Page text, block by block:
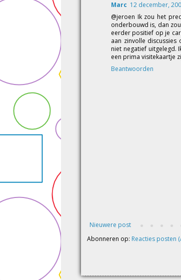
Marc 12 december,
@jeroen Ik zou het
onderbouwd is, dan
eerder positief op je
aan zinvolle
niet negatief uitgelegd.
een prima visitekaartje
Beantwoorden
Nieuwere post
Abonneren op: Reacties posten